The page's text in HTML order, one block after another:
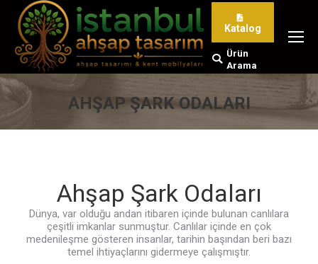
Katalog
Search:
Ürün
Arama
AHŞAP ŞARK ODALARI
Ahşap Şark Odaları
Dünya, var olduğu andan itibaren içinde bulunan canlılara
çeşitli imkanlar sunmuştur. Canlılar içinde en çok
medenileşme gösteren insanlar, tarihin başından beri bazı
temel ihtiyaçlarını gidermeye çalışmıştır.